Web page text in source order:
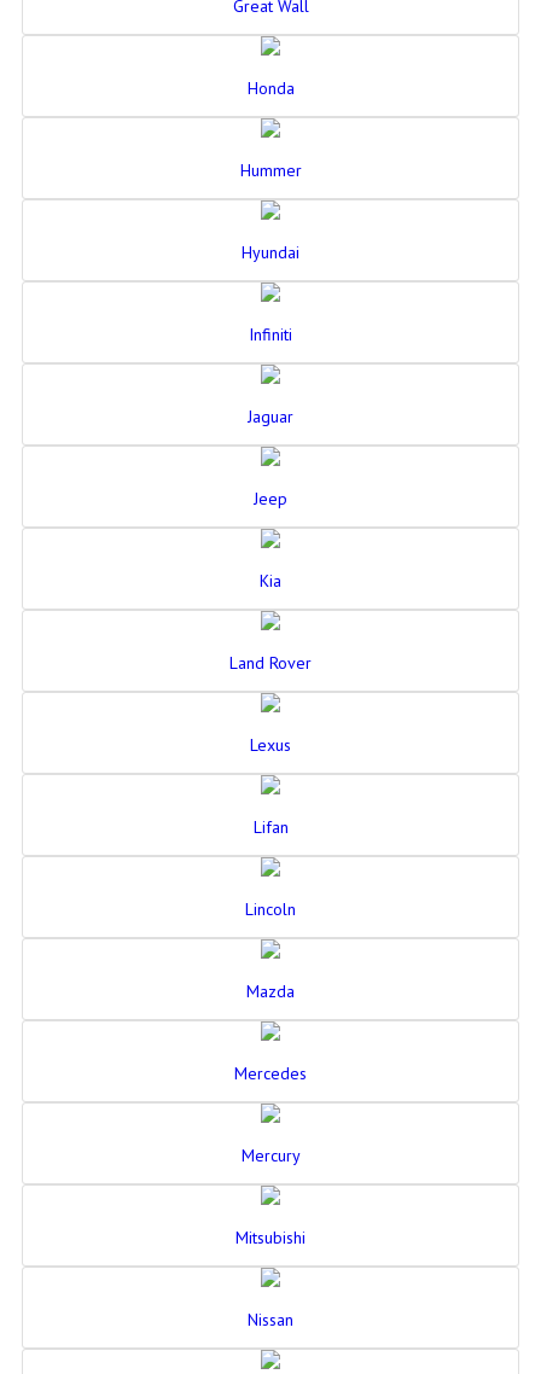
Great Wall
Honda
Hummer
Hyundai
Infiniti
Jaguar
Jeep
Kia
Land Rover
Lexus
Lifan
Lincoln
Mazda
Mercedes
Mercury
Mitsubishi
Nissan